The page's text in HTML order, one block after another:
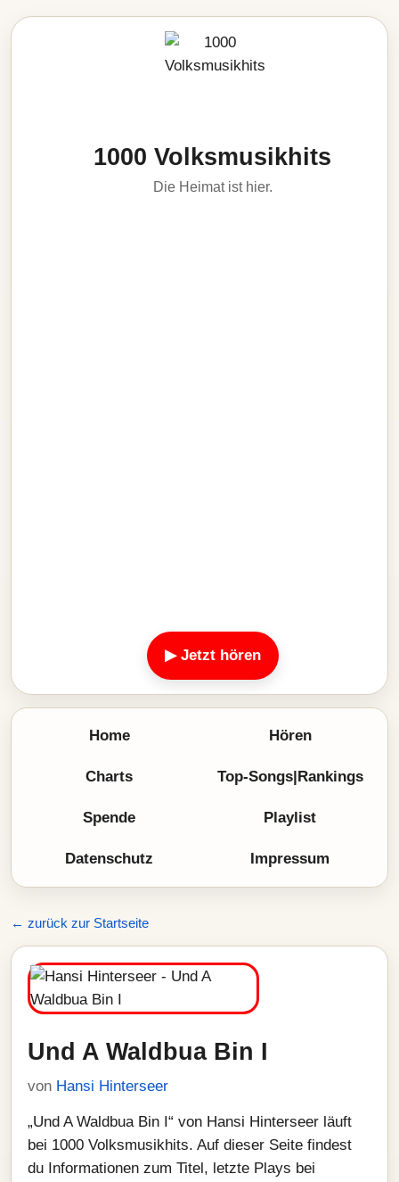
1000 Volksmusikhits
Die Heimat ist hier.
▶ Jetzt hören
Home Hören
Charts Top-Songs|Rankings
Spende Playlist
Datenschutz Impressum
← zurück zur Startseite
Und A Waldbua Bin I
von Hansi Hinterseer
„Und A Waldbua Bin I“ von Hansi Hinterseer läuft
bei 1000 Volksmusikhits. Auf dieser Seite findest
du Informationen zum Titel, letzte Plays bei